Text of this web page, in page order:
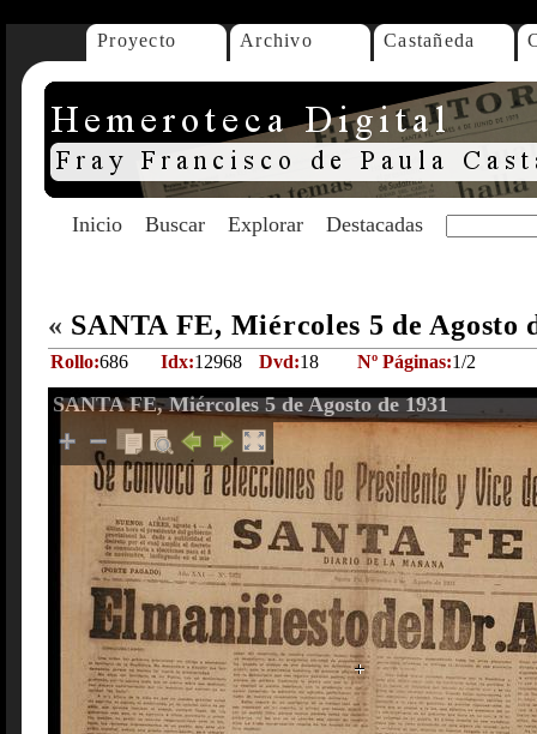
Proyecto Archivo Castañeda
Inicio Buscar Explorar Destacadas
« SANTA FE, Miércoles 5 de Agosto
Rollo:686 Idx:12968 Dvd:18 Nº Páginas:1/2
SANTA FE, Miércoles 5 de Agosto de 1931